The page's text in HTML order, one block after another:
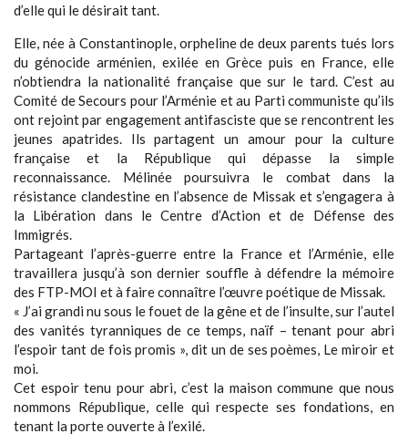
d’elle qui le désirait tant.
Elle, née à Constantinople, orpheline de deux parents tués lors
du génocide arménien, exilée en Grèce puis en France, elle
n’obtiendra la nationalité française que sur le tard. C’est au
Comité de Secours pour l’Arménie et au Parti communiste qu’ils
ont rejoint par engagement antifasciste que se rencontrent les
jeunes apatrides. Ils partagent un amour pour la culture
française et la République qui dépasse la simple
reconnaissance. Mélinée poursuivra le combat dans la
résistance clandestine en l’absence de Missak et s’engagera à
la Libération dans le Centre d’Action et de Défense des
Immigrés.
Partageant l’après-guerre entre la France et l’Arménie, elle
travaillera jusqu’à son dernier souffle à défendre la mémoire
des FTP-MOI et à faire connaître l’œuvre poétique de Missak.
« J’ai grandi nu sous le fouet de la gêne et de l’insulte, sur l’autel
des vanités tyranniques de ce temps, naïf – tenant pour abri
l’espoir tant de fois promis », dit un de ses poèmes, Le miroir et
moi.
Cet espoir tenu pour abri, c’est la maison commune que nous
nommons République, celle qui respecte ses fondations, en
tenant la porte ouverte à l’exilé.